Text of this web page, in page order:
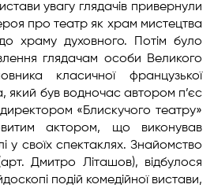
увагу глядачів привернули
про театр як храм мистецтва
храму духовного. Потім було
глядачам особи Великого
класичної французької
який був водночас автором п’єс
«Блискучого театру»
актором, що виконував
у своїх спектаклях. Знайомство
Дмитро Літашов), відбулося
подій комедійної вистави,